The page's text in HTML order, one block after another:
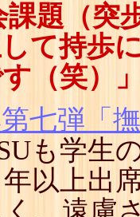
題（突
て持歩
（笑）
七弾「
も学生
以上出
、遠慮